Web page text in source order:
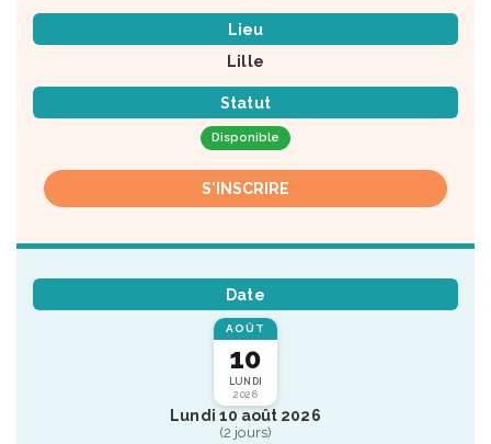
Lieu
Lille
Statut
Disponible
S'INSCRIRE
Date
AOÛT
10
LUNDI
2026
Lundi 10 août 2026
(2 jours)